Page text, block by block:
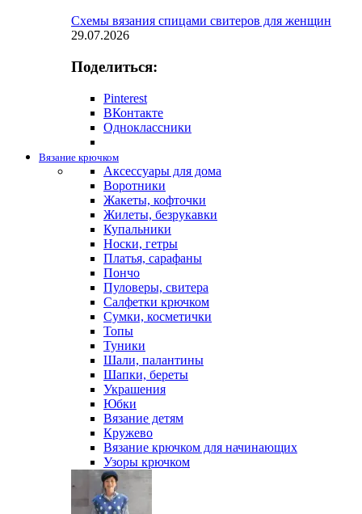
Схемы вязания спицами свитеров для женщин
29.07.2026
Поделиться:
Pinterest
ВКонтакте
Одноклассники
Вязание крючком
Аксессуары для дома
Воротники
Жакеты, кофточки
Жилеты, безрукавки
Купальники
Носки, гетры
Платья, сарафаны
Пончо
Пуловеры, свитера
Салфетки крючком
Сумки, косметички
Топы
Туники
Шали, палантины
Шапки, береты
Украшения
Юбки
Вязание детям
Кружево
Вязание крючком для начинающих
Узоры крючком